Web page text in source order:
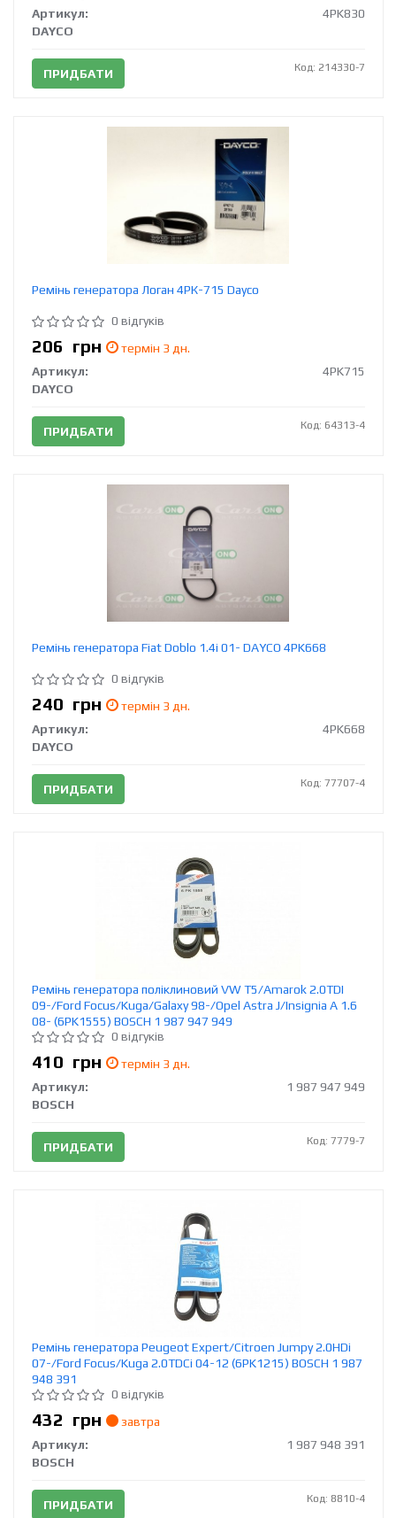
Артикул:
4PK830
DAYCO
ПРИДБАТИ Код: 214330-7
Ремінь генератора Логан 4РК-715 Dayco
0 відгуків
206 грн
термін 3 дн.
Артикул:
4PK715
DAYCO
ПРИДБАТИ Код: 64313-4
Ремінь генератора Fiat Doblo 1.4i 01- DAYCO 4PK668
0 відгуків
240 грн
термін 3 дн.
Артикул:
4PK668
DAYCO
ПРИДБАТИ Код: 77707-4
Ремінь генератора поліклиновий VW T5/Amarok 2.0TDI
09-/Ford Focus/Kuga/Galaxy 98-/Opel Astra J/Insignia A 1.6
08- (6PK1555) BOSCH 1 987 947 949
0 відгуків
410 грн
термін 3 дн.
Артикул:
1 987 947 949
BOSCH
ПРИДБАТИ Код: 7779-7
Ремінь генератора Peugeot Expert/Citroen Jumpy 2.0HDi
07-/Ford Focus/Kuga 2.0TDCi 04-12 (6PK1215) BOSCH 1 987
948 391
0 відгуків
432 грн
завтра
Артикул:
1 987 948 391
BOSCH
ПРИДБАТИ Код: 8810-4